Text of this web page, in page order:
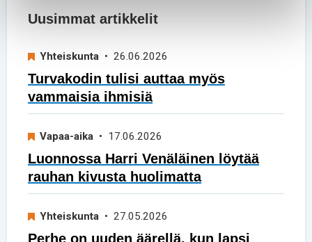
Uusimmat artikkelit
Yhteiskunta • 26.06.2026
Turvakodin tulisi auttaa myös
vammaisia ihmisiä
Vapaa-aika • 17.06.2026
Luonnossa Harri Venäläinen löytää
rauhan kivusta huolimatta
Yhteiskunta • 27.05.2026
Perhe on uuden äärellä, kun lapsi